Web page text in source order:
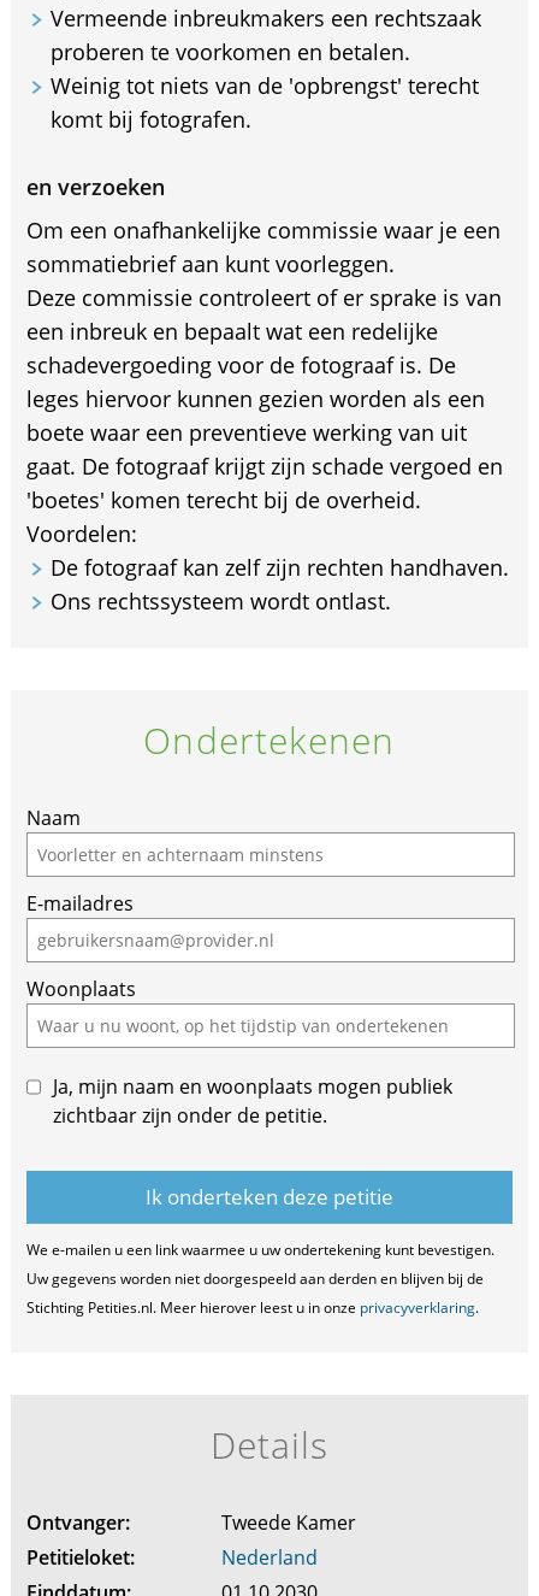
Vermeende inbreukmakers een rechtszaak
proberen te voorkomen en betalen.
Weinig tot niets van de 'opbrengst' terecht
komt bij fotografen.
en verzoeken
Om een onafhankelijke commissie waar je een
sommatiebrief aan kunt voorleggen.
Deze commissie controleert of er sprake is van
een inbreuk en bepaalt wat een redelijke
schadevergoeding voor de fotograaf is. De
leges hiervoor kunnen gezien worden als een
boete waar een preventieve werking van uit
gaat. De fotograaf krijgt zijn schade vergoed en
'boetes' komen terecht bij de overheid.
Voordelen:
De fotograaf kan zelf zijn rechten handhaven.
Ons rechtssysteem wordt ontlast.
Ondertekenen
Naam
E-mailadres
Woonplaats
Ja, mijn naam en woonplaats mogen publiek
zichtbaar zijn onder de petitie.
We e-mailen u een link waarmee u uw ondertekening kunt bevestigen.
Uw gegevens worden niet doorgespeeld aan derden en blijven bij de
Stichting Petities.nl. Meer hierover leest u in onze privacyverklaring.
Details
Ontvanger:
Tweede Kamer
Petitieloket:
Nederland